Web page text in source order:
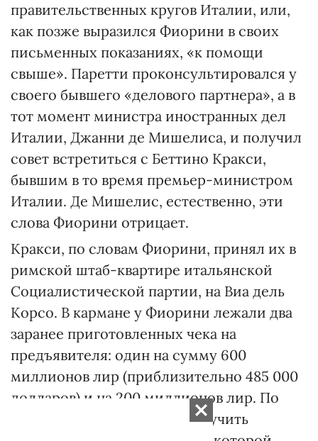
правительственных кругов Италии, или,
как позже выразился Фиорини в своих
письменных показаниях, «к помощи
свыше». Паретти проконсультировался у
своего бывшего «делового партнера», а в
тот момент министра иностранных дел
Италии, Джанни де Мишелиса, и получил
совет встретиться с Беттино Кракси,
бывшим в то время премьер-министром
Италии. Де Мишелис, естественно, эти
слова Фиорини отрицает.
Кракси, по словам Фиорини, принял их в
римской штаб-квартире итальянской
Социалистической партии, на Виа дель
Корсо. В кармане у Фиорини лежали два
заранее приготовленных чека на
предъявителя: один на сумму 600
миллионов лир (приблизительно 485 000
долларов) и на 200 миллионов лир. По
этим чекам можно было получить